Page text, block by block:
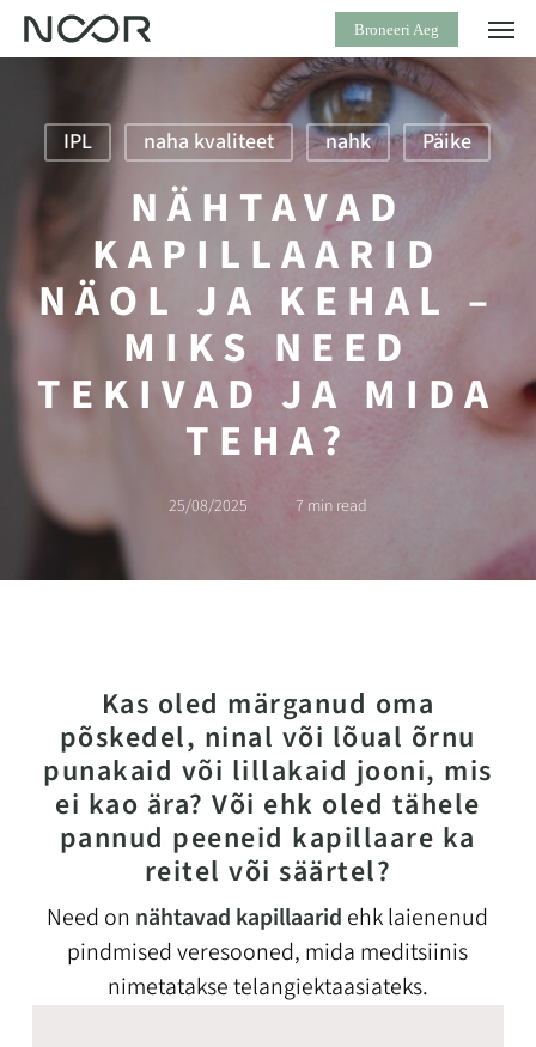
Skip
Broneeri Aeg Menu
IPL naha kvaliteet nahk Päike
NÄHTAVAD
KAPILLAARID
NÄOL JA KEHAL –
MIKS NEED
TEKIVAD JA MIDA
TEHA?
25/08/2025 7 min read
Kas oled märganud oma
põskedel, ninal või lõual õrnu
punakaid või lillakaid jooni, mis
ei kao ära? Või ehk oled tähele
pannud peeneid kapillaare ka
reitel või säärtel?
Need on nähtavad kapillaarid ehk laienenud
pindmised veresooned, mida meditsiinis
nimetatakse telangiektaasiateks.